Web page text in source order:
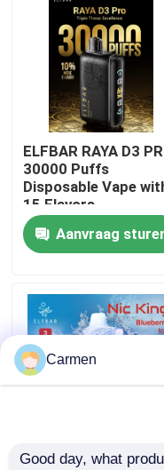
Producten
Videos
Over ons
Fabrieksreis
Kwaliteitscontrole
Contacteer ons
Vraag een offerte
ELFBAR Vape
ELFBAR RAYA D3
30000 Puffs
Disposable Vape
15 Flavors
Aanvraag
ELFBAR NICKING
Carmen
Good day, what